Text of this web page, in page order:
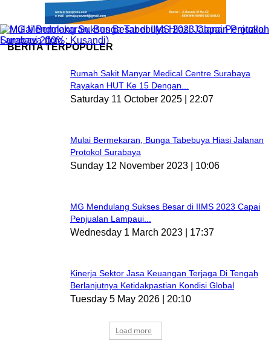
BERITA TERPOPULER
Rumah Sakit Manyar Medical Centre Surabaya
Rayakan HUT Ke 15 Dengan...
Saturday 11 October 2025 | 22:07
Mulai Bermekaran, Bunga Tabebuya Hiasi Jalanan
Protokol Surabaya
Sunday 12 November 2023 | 10:06
MG Mendulang Sukses Besar di IIMS 2023 Capai
Penjualan Lampaui...
Wednesday 1 March 2023 | 17:37
Kinerja Sektor Jasa Keuangan Terjaga Di Tengah
Berlanjutnya Ketidakpastian Kondisi Global
Tuesday 5 May 2026 | 20:10
Load more